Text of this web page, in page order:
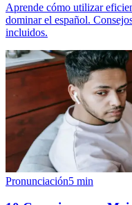
Aprende cómo utilizar
dominar el español.
incluidos.
Pronunciación5 min